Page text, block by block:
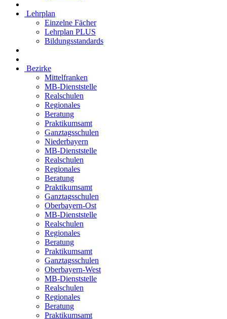
Lehrplan
Einzelne Fächer
Lehrplan PLUS
Bildungsstandards
Bezirke
Mittelfranken
MB-Dienststelle
Realschulen
Regionales
Beratung
Praktikumsamt
Ganztagsschulen
Niederbayern
MB-Dienststelle
Realschulen
Regionales
Beratung
Praktikumsamt
Ganztagsschulen
Oberbayern-Ost
MB-Dienststelle
Realschulen
Regionales
Beratung
Praktikumsamt
Ganztagsschulen
Oberbayern-West
MB-Dienststelle
Realschulen
Regionales
Beratung
Praktikumsamt